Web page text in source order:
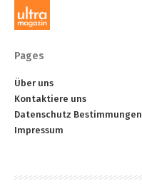
Pages
Über uns
Kontaktiere uns
Datenschutz Bestimmungen
Impressum